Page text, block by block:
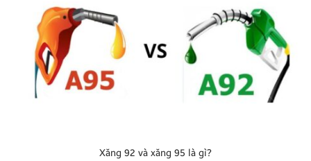
Xăng 92 và xăng 95 là gì?